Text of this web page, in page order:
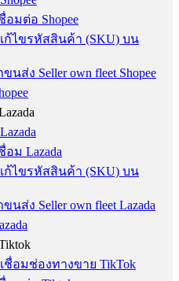
อมต่อ Shopee
ก้ไขรหัสสินค้า (SKU) บน
นส่ง Seller own fleet Shopee
อม Lazada
ก้ไขรหัสสินค้า (SKU) บน
นส่ง Seller own fleet Lazada
ชื่อมช่องทางขาย TikTok